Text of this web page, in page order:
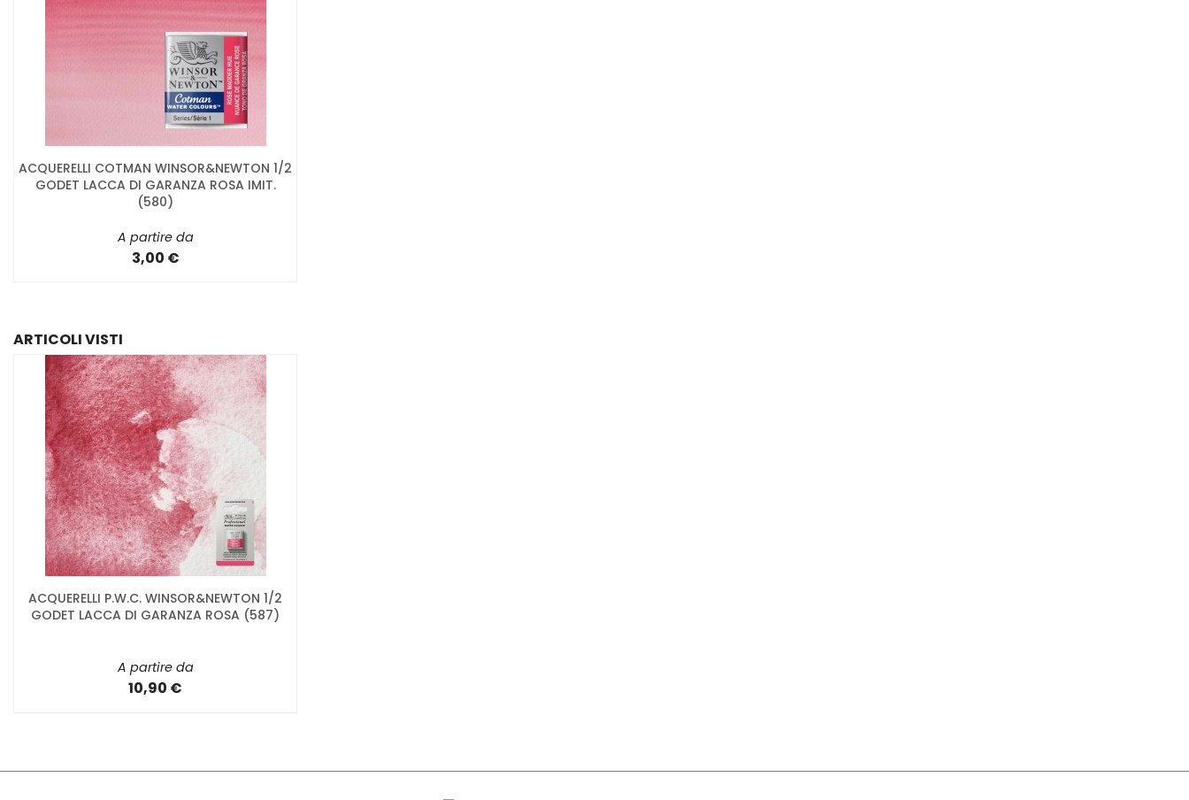
ACQUERELLI COTMAN WINSOR&NEWTON 1/2
GODET LACCA DI GARANZA ROSA IMIT.
(580)
A partire da
3,00 €
ARTICOLI VISTI
ACQUERELLI P.W.C. WINSOR&NEWTON 1/2
GODET LACCA DI GARANZA ROSA (587)
A partire da
10,90 €